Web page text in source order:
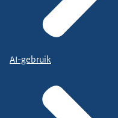
AI-gebruik